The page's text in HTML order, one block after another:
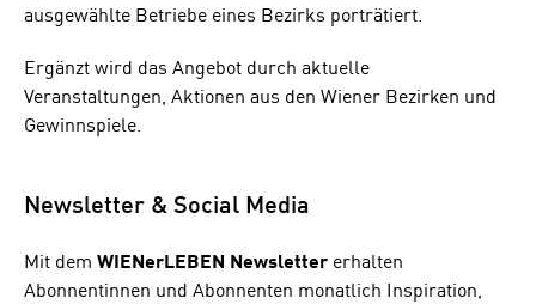
ausgewählte Betriebe eines Bezirks porträtiert.
Ergänzt wird das Angebot durch aktuelle
Veranstaltungen, Aktionen aus den Wiener Bezirken und
Gewinnspiele.
Newsletter & Social Media
Mit dem WIENerLEBEN Newsletter erhalten
Abonnentinnen und Abonnenten monatlich Inspiration,